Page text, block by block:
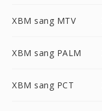
XBM sang MTV
XBM sang PALM
XBM sang PCT